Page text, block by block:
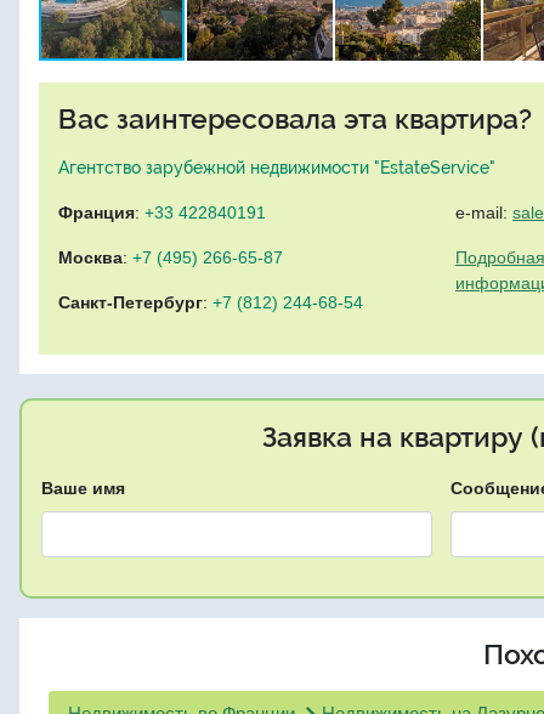
Вас заинтересовала эта квартира?
Агентство зарубежной недвижимости "EstateService"
Франция: +33 422840191
Москва: +7 (495) 266-65-87
Санкт-Петербург: +7 (812) 244-68-54
e-mail:
Заявка на квартиру
Ваше имя